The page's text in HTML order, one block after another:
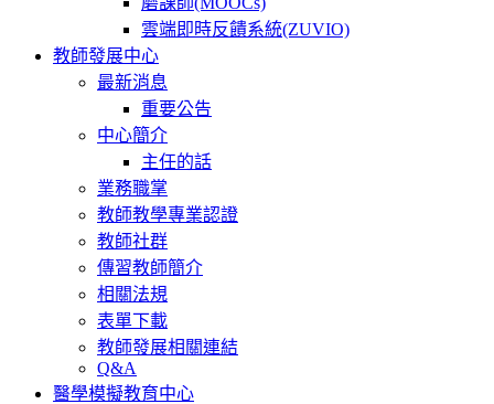
雲端即時反饋系統(ZUVIO)
教師發展中心
最新消息
重要公告
中心簡介
主任的話
業務職掌
教師教學專業認證
教師社群
傳習教師簡介
相關法規
表單下載
教師發展相關連結
Q&A
醫學模擬教育中心